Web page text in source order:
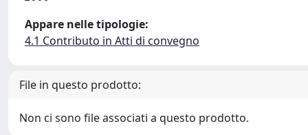
Appare nelle tipologie:
4.1 Contributo in Atti di convegno
File in questo prodotto:
Non ci sono file associati a questo prodotto.